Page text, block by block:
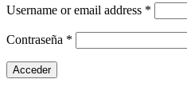
Username or email address *
Contraseña *
Acceder